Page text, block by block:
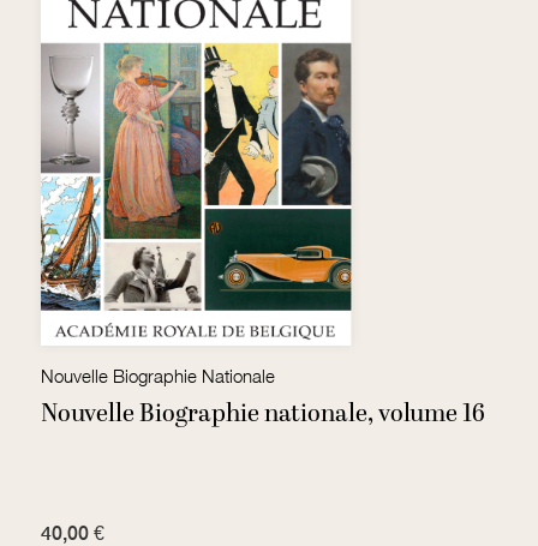
Nouvelle Biographie Nationale
Nouvelle Biographie nationale, volume 16
40,00 €